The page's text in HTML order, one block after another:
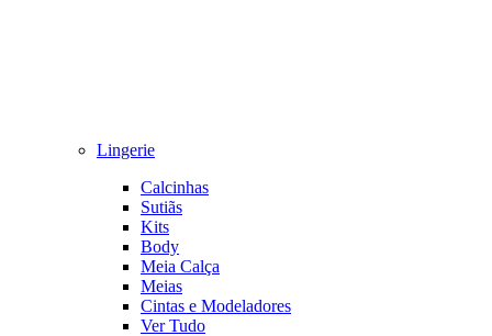
Lingerie
Calcinhas
Sutiãs
Kits
Body
Meia Calça
Meias
Cintas e Modeladores
Ver Tudo